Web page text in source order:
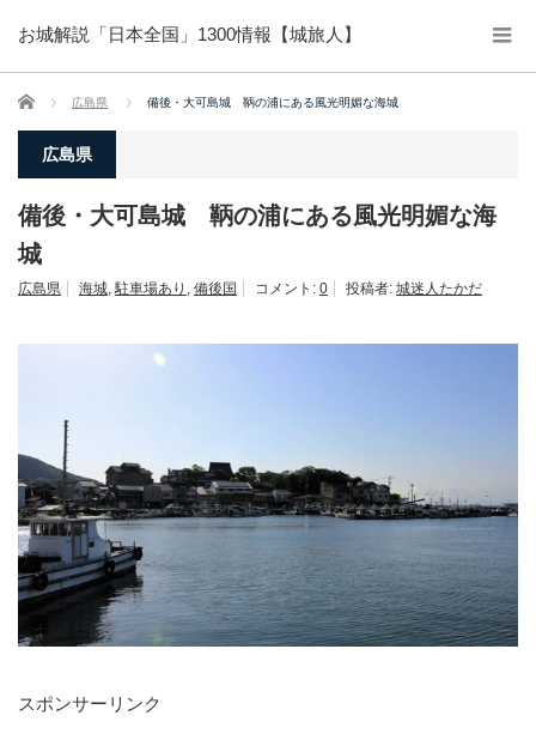
お城解説「日本全国」1300情報【城旅人】
ホーム 広島県 備後・大可島城 鞆の浦にある風光明媚な海城
広島県
備後・大可島城 鞆の浦にある風光明媚な海
城
広島県 海城,駐車場あり , 備後国 コメント: 0 投稿者: 城迷人たかだ
スポンサーリンク